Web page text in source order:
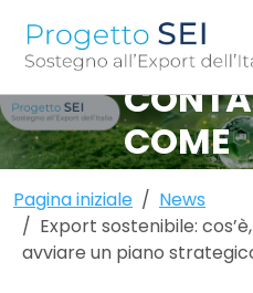
COS’È,
COME
PIANO
Pagina iniziale
News
Export sostenibile:
avviare un piano